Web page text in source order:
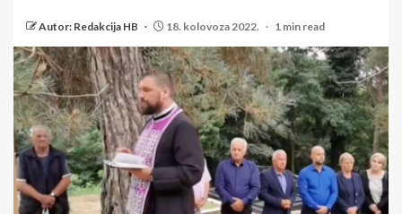
Autor: Redakcija HB 18. kolovoza 2022. 1 min read